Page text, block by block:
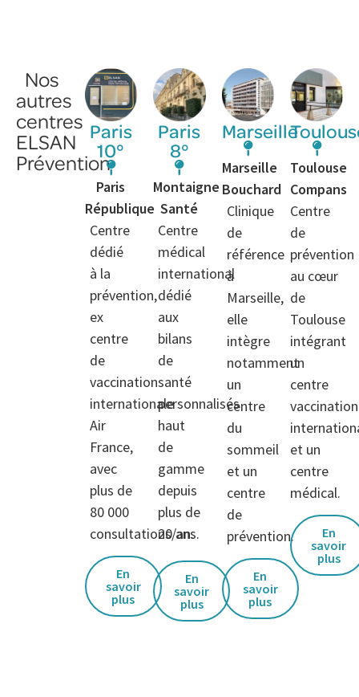
Nos
autres
centres
ELSAN
Prévention
Paris
10°
Paris
République
Centre
dédié
à la
prévention,
ex
centre
de
vaccination
internationale
Air
France,
avec
plus de
80 000
consultations/an.
En
savoir
plus
Paris
8°
Montaigne
Santé
Centre
médical
international
dédié
aux
bilans
de
santé
personnalisés
haut
de
gamme
depuis
plus de
20 ans.
En
savoir
plus
Marseille
Marseille
Bouchard
Clinique
de
référence
à
Marseille,
elle
intègre
notamment
un
centre
du
sommeil
et un
centre
de
prévention.
En
savoir
plus
Toulouse
Compans
Centre
de
prévention
au cœur
de
Toulouse
intégrant
un
centre
vaccination
et un
centre
médical.
En
savoir
plus